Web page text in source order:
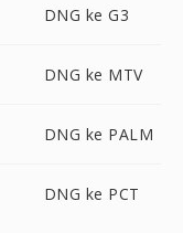
DNG ke G3
DNG ke MTV
DNG ke PALM
DNG ke PCT